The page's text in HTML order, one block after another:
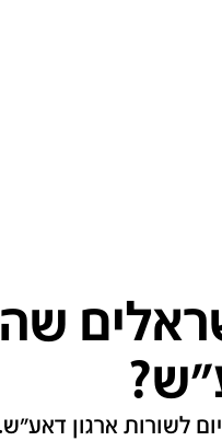
עד היום לשורות ארגון